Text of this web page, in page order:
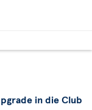
in die Club